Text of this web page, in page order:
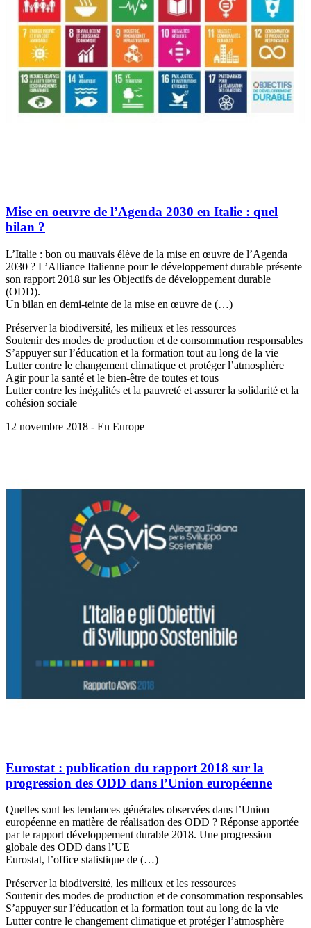
Mise en oeuvre de l’Agenda 2030 en Italie : quel
bilan ?
L’Italie : bon ou mauvais élève de la mise en œuvre de l’Agenda
2030 ? L’Alliance Italienne pour le développement durable présente
son rapport 2018 sur les Objectifs de développement durable
(ODD).
Un bilan en demi-teinte de la mise en œuvre de (…)
Préserver la biodiversité, les milieux et les ressources
Soutenir des modes de production et de consommation responsables
S’appuyer sur l’éducation et la formation tout au long de la vie
Lutter contre le changement climatique et protéger l’atmosphère
Agir pour la santé et le bien-être de toutes et tous
Lutter contre les inégalités et la pauvreté et assurer la solidarité et la
cohésion sociale
12 novembre 2018 - En Europe
Eurostat : publication du rapport 2018 sur la
progression des ODD dans l’Union européenne
Quelles sont les tendances générales observées dans l’Union
européenne en matière de réalisation des ODD ? Réponse apportée
par le rapport développement durable 2018. Une progression
globale des ODD dans l’UE
Eurostat, l’office statistique de (…)
Préserver la biodiversité, les milieux et les ressources
Soutenir des modes de production et de consommation responsables
S’appuyer sur l’éducation et la formation tout au long de la vie
Lutter contre le changement climatique et protéger l’atmosphère